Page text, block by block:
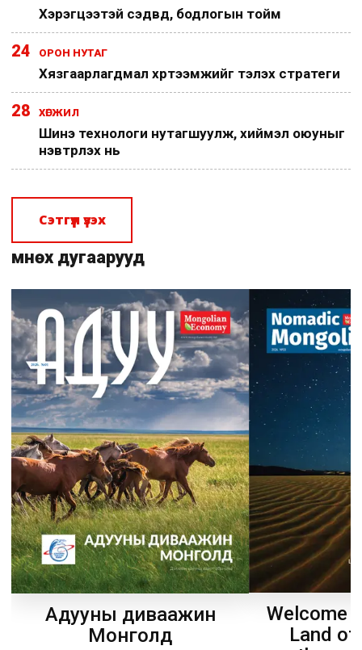
Хэрэгцээтэй сэдвүүд, бодлогын тойм
24 ОРОН НУТАГ
Хязгаарлагдмал хүртээмжийг тэлэх стратеги
28 ХӨГЖИЛ
Шинэ технологи нутагшуулж, хиймэл оюуныг
нэвтрүүлэх нь
Сэтгүүл үзэх
Өмнөх дугаарууд
Адууны диваажин
Монголд
Welcome
Land of